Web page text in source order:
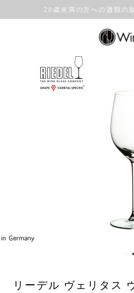
20歳未満の方への酒類の
リーデル ヴェリタス